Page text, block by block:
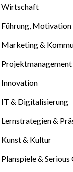
Wirtschaft
Führung, Motivation
Marketing &
Projektmanagement
Innovation
IT & Digitalisierung
Lernstrategien &
Kunst & Kultur
Planspiele & Serious